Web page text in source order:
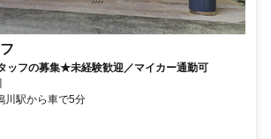
ッフの募集★未経験歓迎／マイカー通勤可
川駅から車で5分